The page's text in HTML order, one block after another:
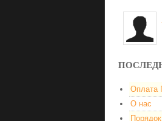
Оплата
О нас